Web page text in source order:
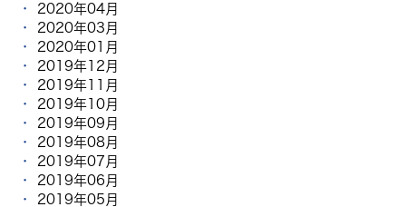
2020年04月
2020年03月
2020年01月
2019年12月
2019年11月
2019年10月
2019年09月
2019年08月
2019年07月
2019年06月
2019年05月